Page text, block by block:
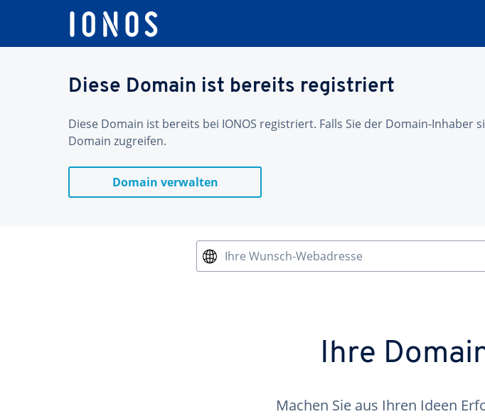
Diese Domain ist bereits registriert
Diese Domain ist bereits bei IONOS registriert. Falls Sie der Domain-Inhaber
Domain zugreifen.
Domain verwalten
Ihre Wunsch-Webadresse
Ihre
Machen Sie aus Ihren Ideen